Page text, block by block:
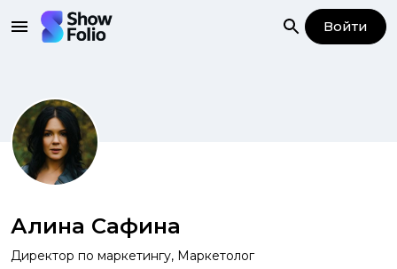
Войти
Алина Сафина
Директор по маркетингу, Маркетолог